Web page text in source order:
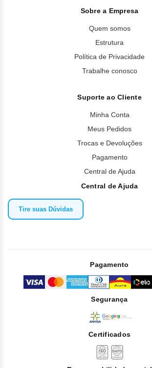
Sobre a Empresa
Quem somos
Estrutura
Política de Privacidade
Trabalhe conosco
Suporte ao Cliente
Minha Conta
Meus Pedidos
Trocas e Devoluções
Pagamento
Central de Ajuda
Central de Ajuda
Tire suas Dúvidas
Pagamento
Segurança
Certificados